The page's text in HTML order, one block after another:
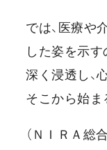
では、医療や
した姿を示
深く浸透し、
そこから始ま
（ＮＩＲＡ総